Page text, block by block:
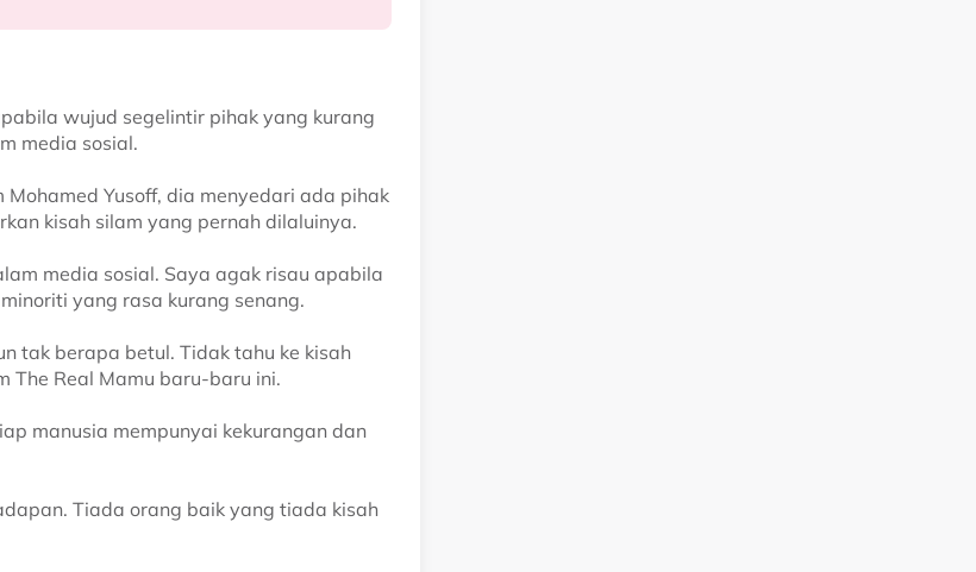
wujud segelintir pihak yang kurang
media sosial.
Yusoff, dia menyedari ada pihak
kisah silam yang pernah dilaluinya.
media sosial. Saya agak risau apabila
yang rasa kurang senang.
tak berapa betul. Tidak tahu ke kisah
The Real Mamu baru-baru ini.
manusia mempunyai kekurangan dan
Tiada orang baik yang tiada kisah